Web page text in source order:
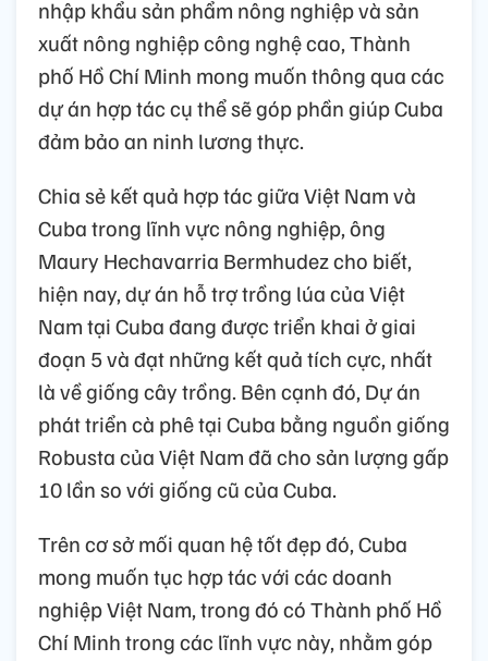
nhập khẩu sản phẩm nông nghiệp và sản
xuất nông nghiệp công nghệ cao, Thành
phố Hồ Chí Minh mong muốn thông qua các
dự án hợp tác cụ thể sẽ góp phần giúp Cuba
đảm bảo an ninh lương thực.
Chia sẻ kết quả hợp tác giữa Việt Nam và
Cuba trong lĩnh vực nông nghiệp, ông
Maury Hechavarria Bermhudez cho biết,
hiện nay, dự án hỗ trợ trồng lúa của Việt
Nam tại Cuba đang được triển khai ở giai
đoạn 5 và đạt những kết quả tích cực, nhất
là về giống cây trồng. Bên cạnh đó, Dự án
phát triển cà phê tại Cuba bằng nguồn giống
Robusta của Việt Nam đã cho sản lượng gấp
10 lần so với giống cũ của Cuba.
Trên cơ sở mối quan hệ tốt đẹp đó, Cuba
mong muốn tục hợp tác với các doanh
nghiệp Việt Nam, trong đó có Thành phố Hồ
Chí Minh trong các lĩnh vực này, nhằm góp